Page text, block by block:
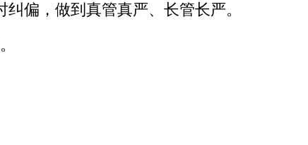
偏，做到真管真严、长管长严。